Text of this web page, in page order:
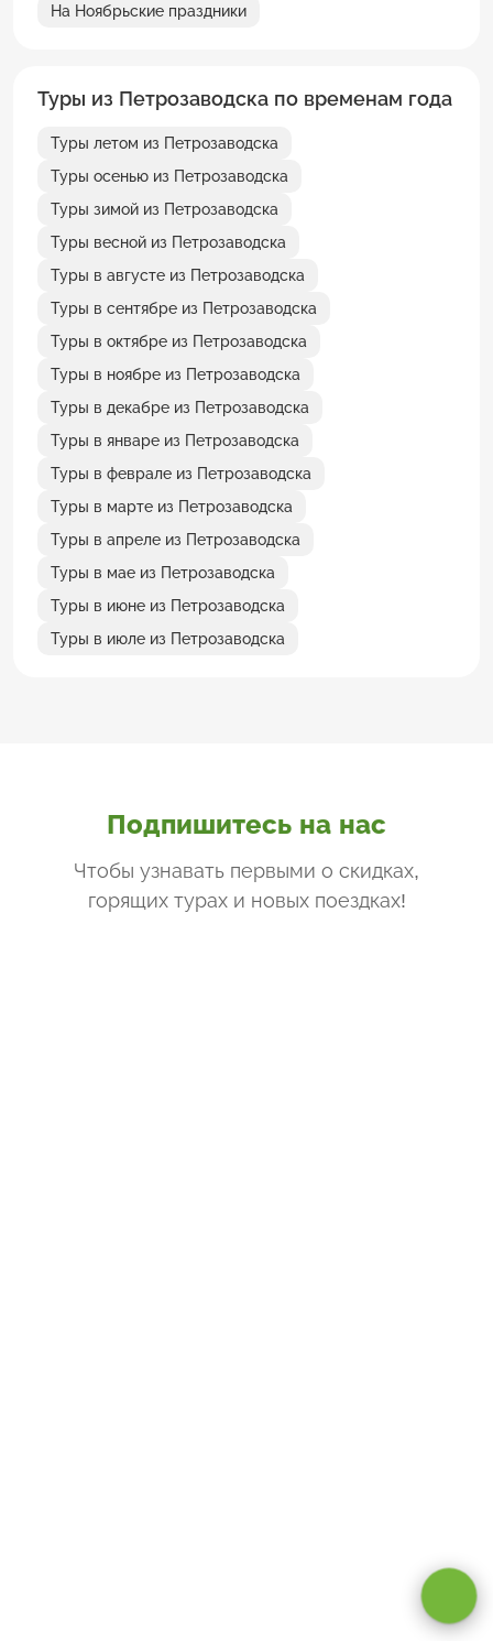
На Ноябрьские праздники
Туры из Петрозаводска по временам года
Туры летом из Петрозаводска
Туры осенью из Петрозаводска
Туры зимой из Петрозаводска
Туры весной из Петрозаводска
Туры в августе из Петрозаводска
Туры в сентябре из Петрозаводска
Туры в октябре из Петрозаводска
Туры в ноябре из Петрозаводска
Туры в декабре из Петрозаводска
Туры в январе из Петрозаводска
Туры в феврале из Петрозаводска
Туры в марте из Петрозаводска
Туры в апреле из Петрозаводска
Туры в мае из Петрозаводска
Туры в июне из Петрозаводска
Туры в июле из Петрозаводска
Подпишитесь на нас
Чтобы узнавать первыми о скидках,
горящих турах и новых поездках!